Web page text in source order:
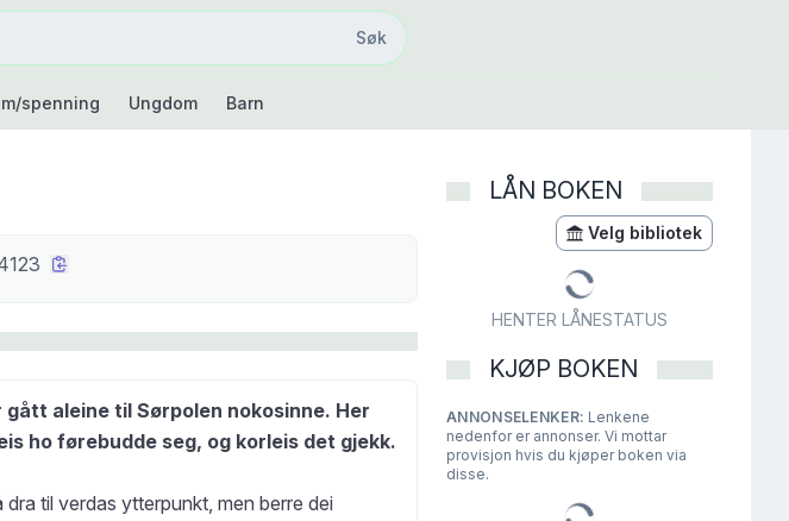
Søk
Søk
spenning Ungdom Barn
aleine til Sørpolen nokosinne. Her
ho førebudde seg, og korleis det gjekk.
til verdas ytterpunkt, men berre dei
LÅN BOKEN
Velg bibliotek
HENTER LÅNESTATUS
KJØP BOKEN
ANNONSELENKER: Lenkene
nedenfor er annonser. Vi mottar
provisjon hvis du kjøper boken via
disse.